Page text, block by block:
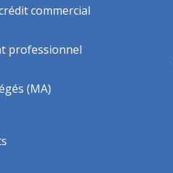
commercial
professionnel
(MA)